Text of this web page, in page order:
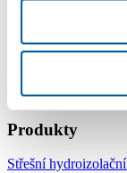
LinkedIn
Produkty
Střešní